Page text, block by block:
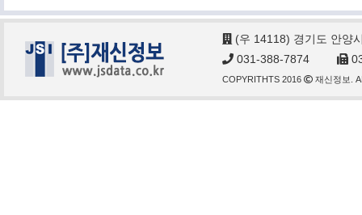
(우 14118) 경기도 안양
031-388-7874
COPYRITHTS 2016 재신정보.